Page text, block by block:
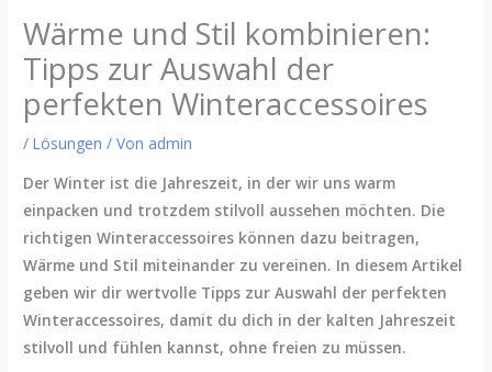
Wärme und Stil kombinieren:
Tipps zur Auswahl der
perfekten Winteraccessoires
/Lösungen / Von admin
Der Winter ist die Jahreszeit, in der wir uns warm
einpacken und trotzdem stilvoll aussehen möchten. Die
richtigen Winteraccessoires können dazu beitragen,
Wärme und Stil miteinander zu vereinen. In diesem Artikel
geben wir dir wertvolle Tipps zur Auswahl der perfekten
Winteraccessoires, damit du dich in der kalten Jahreszeit
stilvoll und fühlen kannst, ohne freien zu müssen.